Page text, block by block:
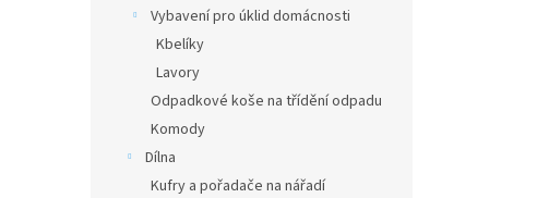
Vybavení pro úklid domácnosti
Kbelíky
Lavory
Odpadkové koše na třídění odpadu
Komody
Dílna
Kufry a pořadače na nářadí